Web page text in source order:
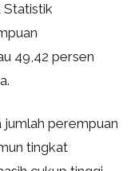
Statistik
49,42 persen
jumlah perempuan
tingkat